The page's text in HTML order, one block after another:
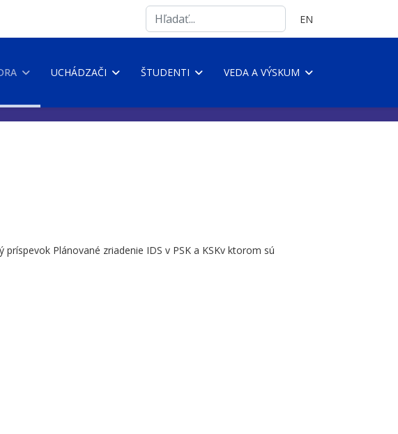
Search
...
Vyberte váš jazyk
EN
UCHÁDZAČI ŠTUDENTI VEDA A VÝSKUM
Plánované zriadenie IDS v PSK a KSKv ktorom sú